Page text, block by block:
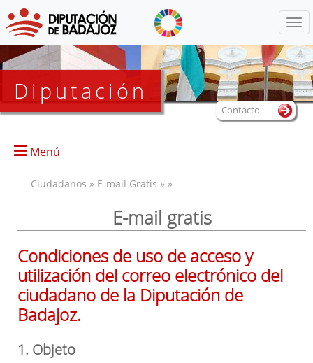
Diputación
Menú
Presentación
Alta de Nueva Cuenta
@Webmail
Condiciones de uso
Doble Factor de Autenticación (2FA) en Zimbra
Ciudadanos » E-mail Gratis » »
E-mail gratis
Condiciones de uso de acceso y
utilización del correo electrónico del
ciudadano de la Diputación de
Badajoz.
1. Objeto
Contacto